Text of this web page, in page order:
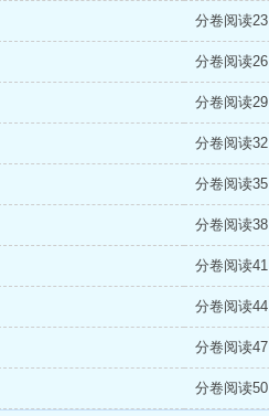
分卷阅读23
分卷阅读26
分卷阅读29
分卷阅读32
分卷阅读35
分卷阅读38
分卷阅读41
分卷阅读44
分卷阅读47
分卷阅读50